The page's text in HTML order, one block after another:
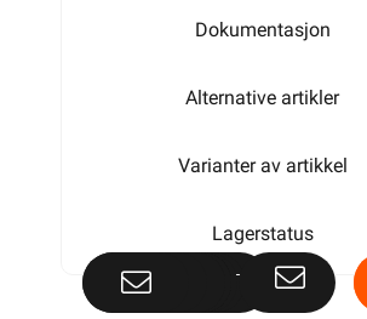
Dokumentasjon
Alternative artikler
Varianter av artikkel
Lagerstatus